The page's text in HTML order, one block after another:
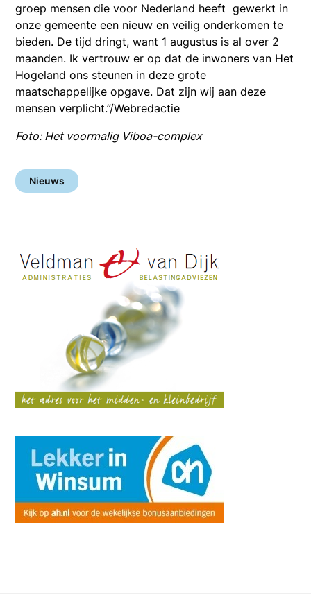
groep mensen die voor Nederland heeft gewerkt in
onze gemeente een nieuw en veilig onderkomen te
bieden. De tijd dringt, want 1 augustus is al over 2
maanden. Ik vertrouw er op dat de inwoners van Het
Hogeland ons steunen in deze grote
maatschappelijke opgave. Dat zijn wij aan deze
mensen verplicht.”/Webredactie
Foto: Het voormalig Viboa-complex
Nieuws